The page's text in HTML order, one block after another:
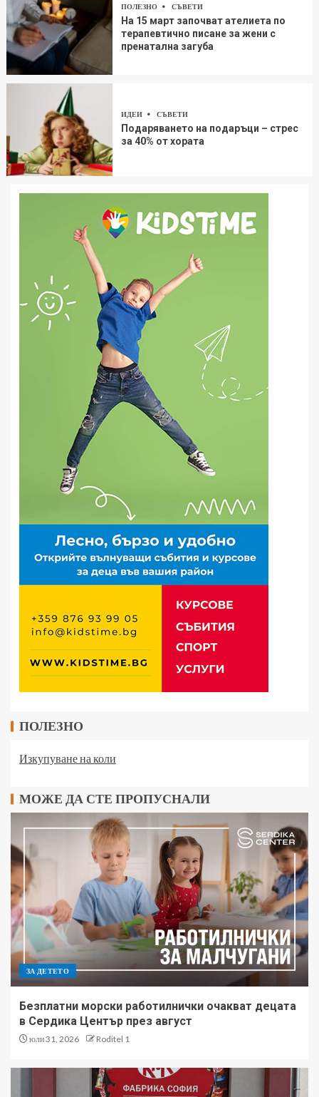
ПОЛЕЗНО СЪВЕТИ
На 15 март започват ателиета по
терапевтично писане за жени с
пренатална загуба
ИДЕИ СЪВЕТИ
Подаряването на подаръци – стрес
за 40% от хората
ПОЛЕЗНО
Изкупуване на коли
МОЖЕ ДА СТЕ ПРОПУСНАЛИ
ЗА ДЕТЕТО
Безплатни морски работилнички очакват децата
в Сердика Център през август
юли 31, 2026 Roditel 1